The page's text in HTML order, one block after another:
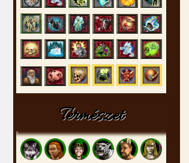
Természet